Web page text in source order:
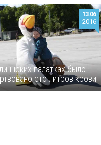
палатках было
сто литров крови
13.06
2016